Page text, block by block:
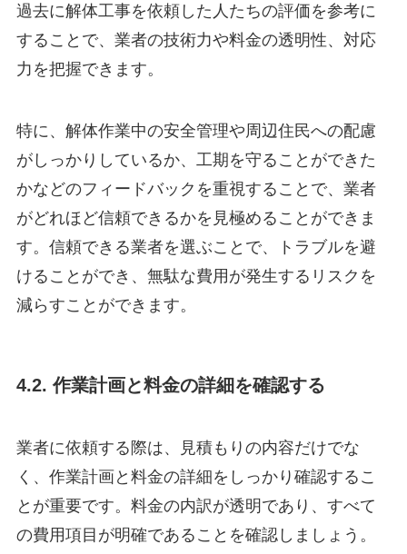
過去に解体工事を依頼した人たちの評価を参考に
することで、業者の技術力や料金の透明性、対応
力を把握できます。
特に、解体作業中の安全管理や周辺住民への配慮
がしっかりしているか、工期を守ることができた
かなどのフィードバックを重視することで、業者
がどれほど信頼できるかを見極めることができま
す。信頼できる業者を選ぶことで、トラブルを避
けることができ、無駄な費用が発生するリスクを
減らすことができます。
4.2. 作業計画と料金の詳細を確認する
業者に依頼する際は、見積もりの内容だけでな
く、作業計画と料金の詳細をしっかり確認するこ
とが重要です。料金の内訳が透明であり、すべて
の費用項目が明確であることを確認しましょう。